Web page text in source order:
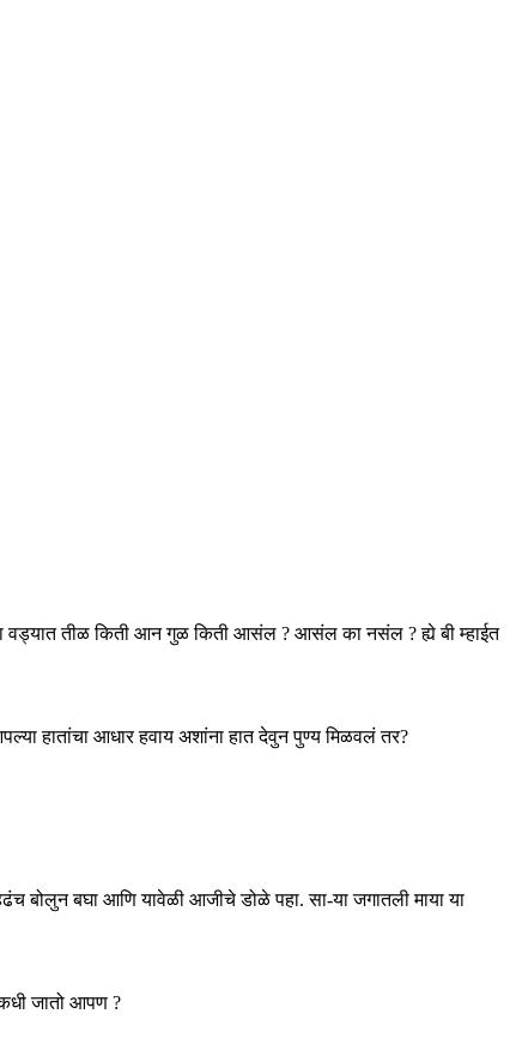
वड्यात तीळ किती आन गुळ किती आसंल ? आसंल का नसंल ? ह्ये बी म्हाईत
हातांचा आधार हवाय अशांना हात देवुन पुण्य मिळवलं तर?
बोलुन बघा आणि यावेळी आजीचे डोळे पहा. सा-या जगातली माया या
जातो आपण ?